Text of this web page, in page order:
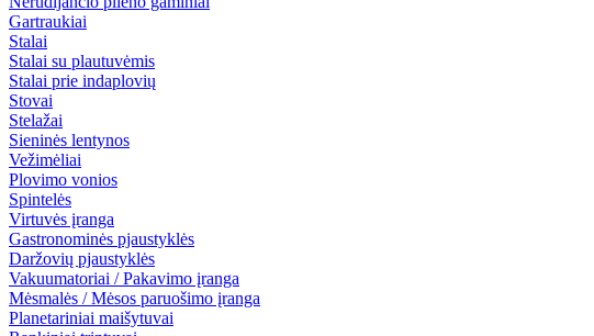
Gartraukiai
Stalai
Stalai su plautuvėmis
Stalai prie indaplovių
Stovai
Stelažai
Sieninės lentynos
Vežimėliai
Plovimo vonios
Spintelės
Virtuvės įranga
Gastronominės pjaustyklės
Daržovių pjaustyklės
Vakuumatoriai / Pakavimo įranga
Mėsmalės / Mėsos paruošimo įranga
Planetariniai maišytuvai